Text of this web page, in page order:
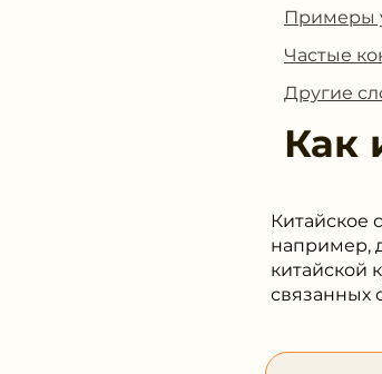
Примеры
Частые
Другие
Как
Китайское
например,
китайской
связанных